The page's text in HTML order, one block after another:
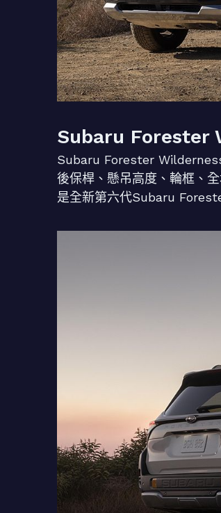
Subaru Forester
Subaru Forester
後保桿、懸吊高度、輪框、
是全新第六代Subaru